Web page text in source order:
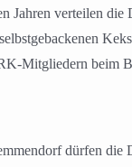
Jahren verteilen
Mitgliedern beim
dürfen die